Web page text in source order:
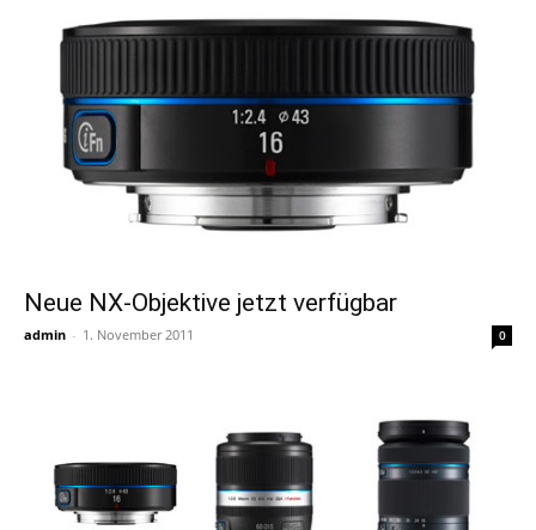
Neue NX-Objektive jetzt verfügbar
admin - 1. November 2011 0